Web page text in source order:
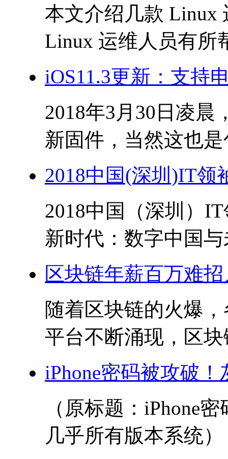
本文介绍几款 Linux
Linux 运维人员有所
iOS11.3更新：支持
2018年3月30日凌晨
新固件，当然这也
2018中国(深圳)IT领
2018中国（深圳）
新时代：数字中国
区块链年薪百万难
随着区块链的火爆
平台不断涌现，区
iPhone密码被攻破
（原标题：iPhone
几乎所有版本系统